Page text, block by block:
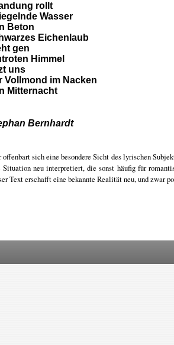
rollt
Wasser
Beton
Eichenlaub
gen
Himmel
uns
Vollmond im Nacken
Mitternacht
Bernhardt
offenbart sich eine besondere Sicht des lyrischen
Situation neu interpretiert, die sonst häufig für
Text erschafft eine bekannte Realität neu, und zwar